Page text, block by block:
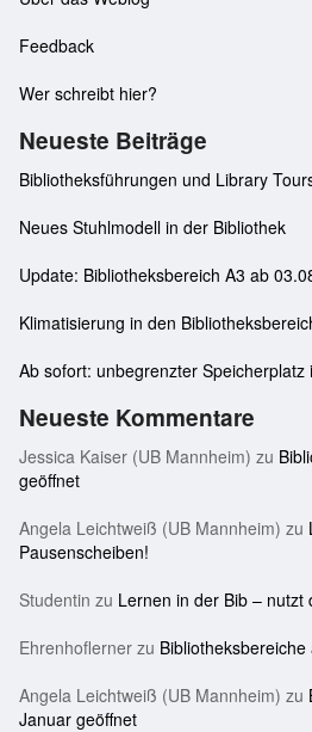
Feedback
Wer schreibt hier?
Neueste Beiträge
Bibliotheksführungen und Library
Neues Stuhlmodell in der Bibliothek
Update: Bibliotheksbereich A3 ab
Klimatisierung in den
Ab sofort: unbegrenzter
Neueste Kommentare
Jessica Kaiser (UB Mannheim) zu
geöffnet
Angela Leichtweiß (UB Mannheim) zu
Pausenscheiben!
Studentin zu Lernen in der Bib – nutzt
Ehrenhoflerner zu
Angela Leichtweiß (UB Mannheim) zu
Januar geöffnet